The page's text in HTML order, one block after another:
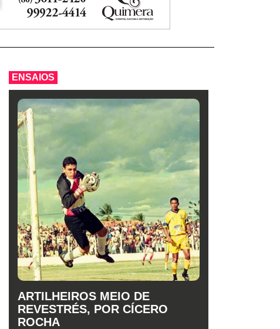
ENSAIOS
ARTILHEIROS MEIO DE
REVESTRÉS, POR CÍCERO
ROCHA